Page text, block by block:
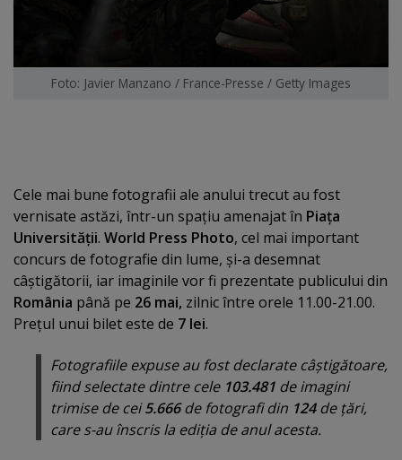
Foto: Javier Manzano / France-Presse / Getty Images
Cele mai bune fotografii ale anului trecut au fost
vernisate astăzi, într-un spaţiu amenajat în Piaţa
Universităţii. World Press Photo, cel mai important
concurs de fotografie din lume, şi-a desemnat
câştigătorii, iar imaginile vor fi prezentate publicului din
România până pe 26 mai, zilnic între orele 11.00-21.00.
Preţul unui bilet este de 7 lei.
Fotografiile expuse au fost declarate câştigătoare,
fiind selectate dintre cele 103.481 de imagini
trimise de cei5.666de fotografi din 124de ţări,
care s-au înscris la ediţia de anul acesta.